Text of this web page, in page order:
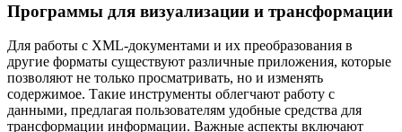
Программы для визуализации и трансформации
Для работы с XML-документами и их преобразования в
другие форматы существуют различные приложения, которые
позволяют не только просматривать, но и изменять
содержимое. Такие инструменты облегчают работу с
данными, предлагая пользователям удобные средства для
трансформации информации. Важные аспекты включают